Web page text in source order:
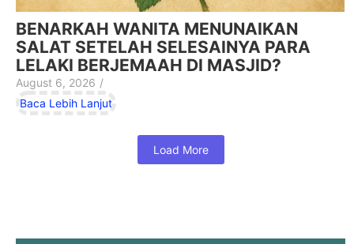
BENARKAH WANITA MENUNAIKAN
SALAT SETELAH SELESAINYA PARA
LELAKI BERJEMAAH DI MASJID?
August 6, 2026 /
Baca Lebih Lanjut
Load More